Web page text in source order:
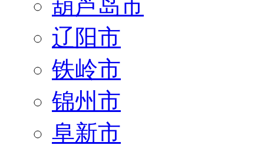
葫芦岛市
辽阳市
铁岭市
锦州市
阜新市